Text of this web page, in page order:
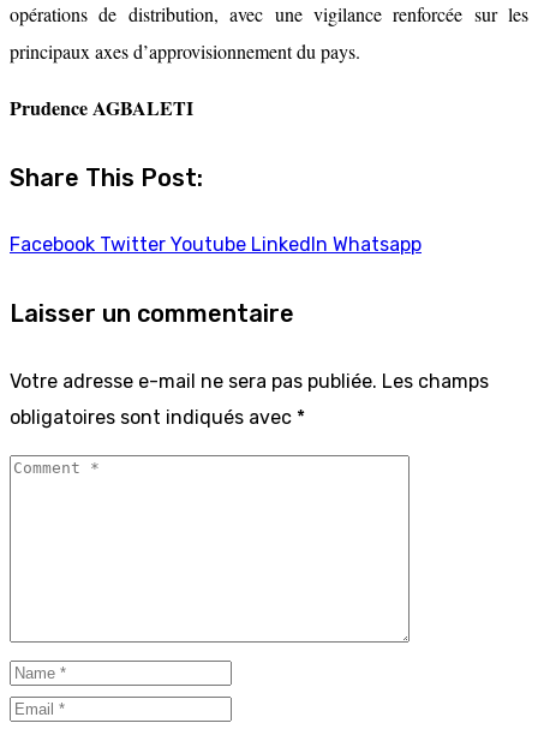
opérations de distribution, avec une vigilance renforcée sur les
principaux axes d’approvisionnement du pays.
Prudence AGBALETI
Share This Post:
Facebook Twitter Youtube LinkedIn Whatsapp
Laisser un commentaire
Votre adresse e-mail ne sera pas publiée. Les champs
obligatoires sont indiqués avec *